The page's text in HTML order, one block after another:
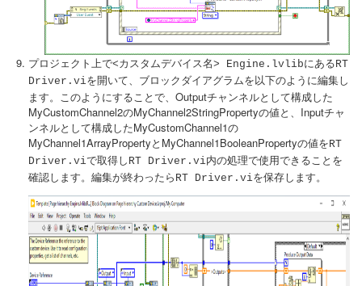
プロジェクト上で<カスタムデバイス名> Engine.lvlibにあるRT
Driver.viを開いて、ブロックダイアグラムを以下のように編集し
ます。このようにすることで、Outputチャンネルとして構成した
MyCustomChannel2のMyChannel2StringPropertyの値と、Inputチャ
ンネルとして構成したMyCustomChannel1の
MyChannel1ArrayPropertyとMyChannel1BooleanPropertyの値をRT
Driver.viで取得し RT Driver.vi内の処理で使用できることを
確認します。編集が終わったら RT Driver.viを保存します。